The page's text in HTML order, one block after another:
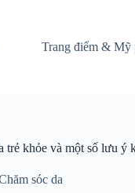
Trang điểm & Mỹ
trẻ khỏe và một số lưu ý
sóc da